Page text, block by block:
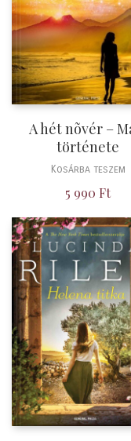
A hét nõvér –
története
Kosárba teszem
5 990 Ft